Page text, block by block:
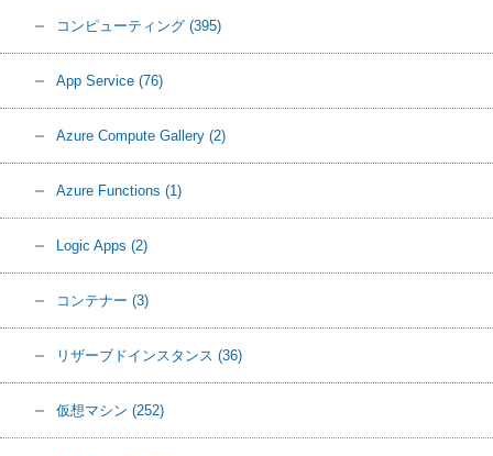
コンピューティング (395)
App Service (76)
Azure Compute Gallery (2)
Azure Functions (1)
Logic Apps (2)
コンテナー (3)
リザーブドインスタンス (36)
仮想マシン (252)